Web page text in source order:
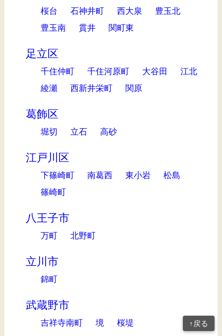
桜台
石神井町 西大泉
豊玉北
豊玉南
貫井 関町東
足立区
千住仲町 千住河原町 大谷田
江北
綾瀬
西新井栄町 関原
葛飾区
堀切 立石 高砂
江戸川区
下篠崎町 南葛西 東小岩
松島
篠崎町
八王子市
万町 北野町
立川市
錦町
武蔵野市
吉祥寺南町 境 桜堤 ↑戻る